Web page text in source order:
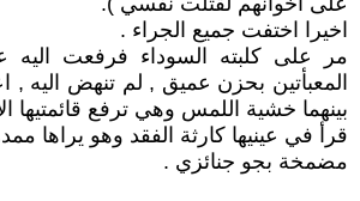
اخيرا اختفت جميع الجراء .
مر على كلبته السوداء فرفعت اليه
المعبأتين بحزن عميق , لم تنهض اليه ,
بينهما خشية اللمس وهي ترفع قائمتيها
قرأ في عينيها كارثة الفقد وهو يراها
مضمخة بجو جنائزي .